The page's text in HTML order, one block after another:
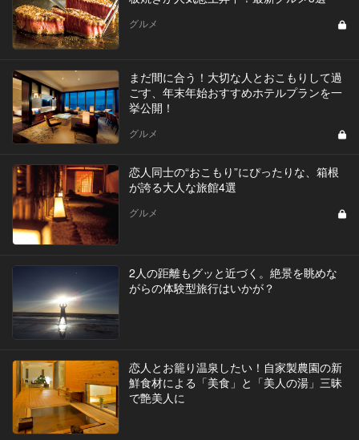
グルメ
まだ間に合う！大切な人とおこもりして過
ごす、年末年始おすすめホテルプランを一
挙公開！
グルメ
恋人同士の“おこもり”にぴったりな、箱根
が誇る大人な旅館4選
グルメ
2人の距離もグッと近づく。絶景を眺めな
がらの体験型旅行はいかが？
恋人とお籠り温泉したい！自家製農園の新
鮮食材による「美食」と「美人の湯」三昧
で艶美人に